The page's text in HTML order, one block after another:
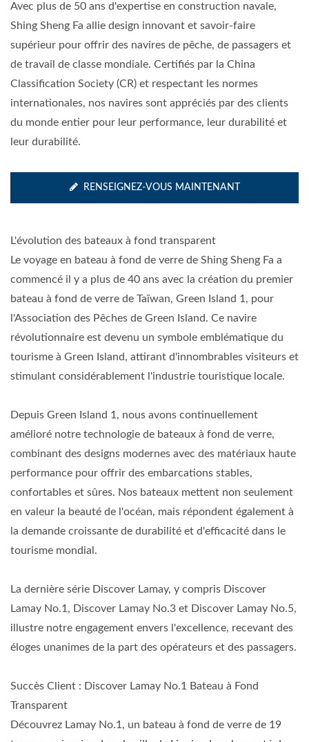
Avec plus de 50 ans d'expertise en construction navale,
Shing Sheng Fa allie design innovant et savoir-faire
supérieur pour offrir des navires de pêche, de passagers et
de travail de classe mondiale. Certifiés par la China
Classification Society (CR) et respectant les normes
internationales, nos navires sont appréciés par des clients
du monde entier pour leur performance, leur durabilité et
leur durabilité.
RENSEIGNEZ-VOUS MAINTENANT
L'évolution des bateaux à fond transparent
Le voyage en bateau à fond de verre de Shing Sheng Fa a
commencé il y a plus de 40 ans avec la création du premier
bateau à fond de verre de Taïwan, Green Island 1, pour
l'Association des Pêches de Green Island. Ce navire
révolutionnaire est devenu un symbole emblématique du
tourisme à Green Island, attirant d'innombrables visiteurs et
stimulant considérablement l'industrie touristique locale.
Depuis Green Island 1, nous avons continuellement
amélioré notre technologie de bateaux à fond de verre,
combinant des designs modernes avec des matériaux haute
performance pour offrir des embarcations stables,
confortables et sûres. Nos bateaux mettent non seulement
en valeur la beauté de l'océan, mais répondent également à
la demande croissante de durabilité et d'efficacité dans le
tourisme mondial.
La dernière série Discover Lamay, y compris Discover
Lamay No.1, Discover Lamay No.3 et Discover Lamay No.5,
illustre notre engagement envers l'excellence, recevant des
éloges unanimes de la part des opérateurs et des passagers.
Succès Client : Discover Lamay No.1 Bateau à Fond
Transparent
Découvrez Lamay No.1, un bateau à fond de verre de 19